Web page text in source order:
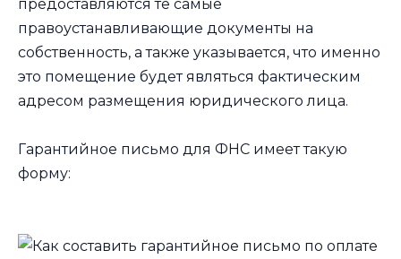
предоставляются те самые
правоустанавливающие документы на
собственность, а также указывается, что именно
это помещение будет являться фактическим
адресом размещения юридического лица.
Гарантийное письмо для ФНС имеет такую
форму: